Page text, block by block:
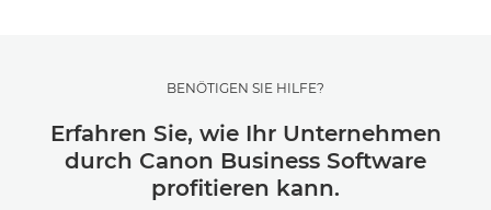
BENÖTIGEN SIE HILFE?
Erfahren Sie, wie Ihr Unternehmen
durch Canon Business Software
profitieren kann.